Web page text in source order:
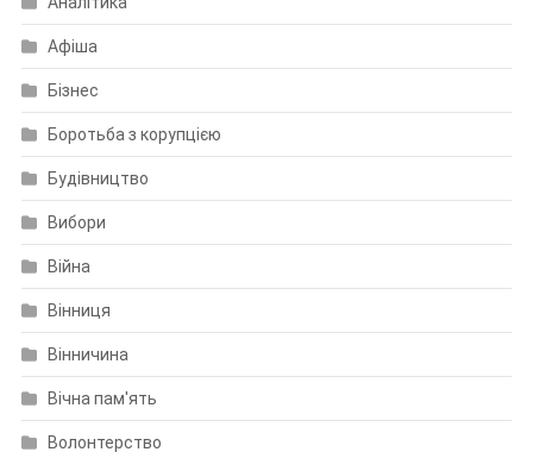
Афіша
Бізнес
Боротьба з корупцією
Будівництво
Вибори
Війна
Вінниця
Вінничина
Вічна пам'ять
Волонтерство